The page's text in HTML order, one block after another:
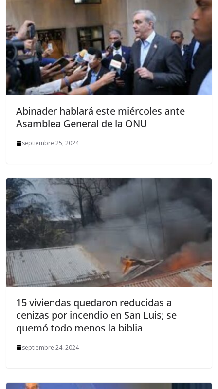
Abinader hablará este miércoles ante
Asamblea General de la ONU
septiembre 25, 2024
15 viviendas quedaron reducidas a
cenizas por incendio en San Luis; se
quemó todo menos la biblia
septiembre 24, 2024